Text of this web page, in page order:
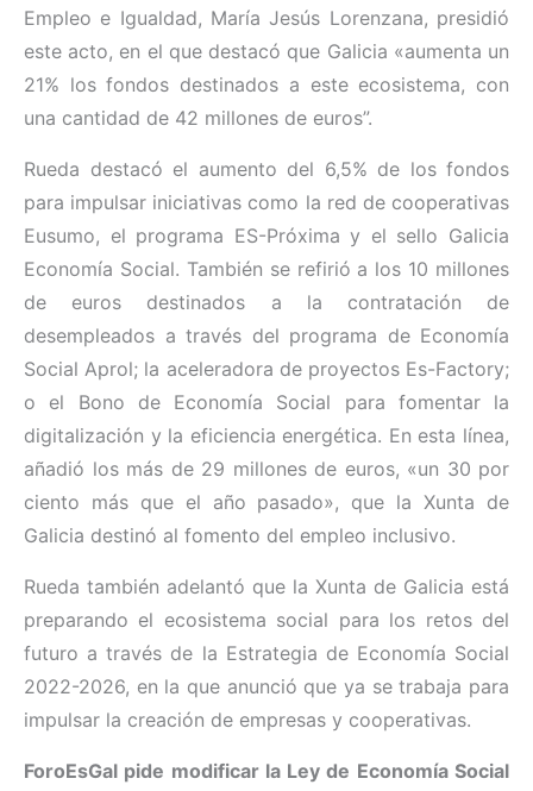
Empleo e Igualdad, María Jesús Lorenzana, presidió
este acto, en el que destacó que Galicia «aumenta un
21% los fondos destinados a este ecosistema, con
una cantidad de 42 millones de euros”.
Rueda destacó el aumento del 6,5% de los fondos
para impulsar iniciativas como la red de cooperativas
Eusumo, el programa ES-Próxima y el sello Galicia
Economía Social. También se refirió a los 10 millones
de euros destinados a la contratación de
desempleados a través del programa de Economía
Social Aprol; la aceleradora de proyectos Es-Factory;
o el Bono de Economía Social para fomentar la
digitalización y la eficiencia energética. En esta línea,
añadió los más de 29 millones de euros, «un 30 por
ciento más que el año pasado», que la Xunta de
Galicia destinó al fomento del empleo inclusivo.
Rueda también adelantó que la Xunta de Galicia está
preparando el ecosistema social para los retos del
futuro a través de la Estrategia de Economía Social
2022-2026, en la que anunció que ya se trabaja para
impulsar la creación de empresas y cooperativas.
ForoEsGal pide modificar la Ley de Economía Social